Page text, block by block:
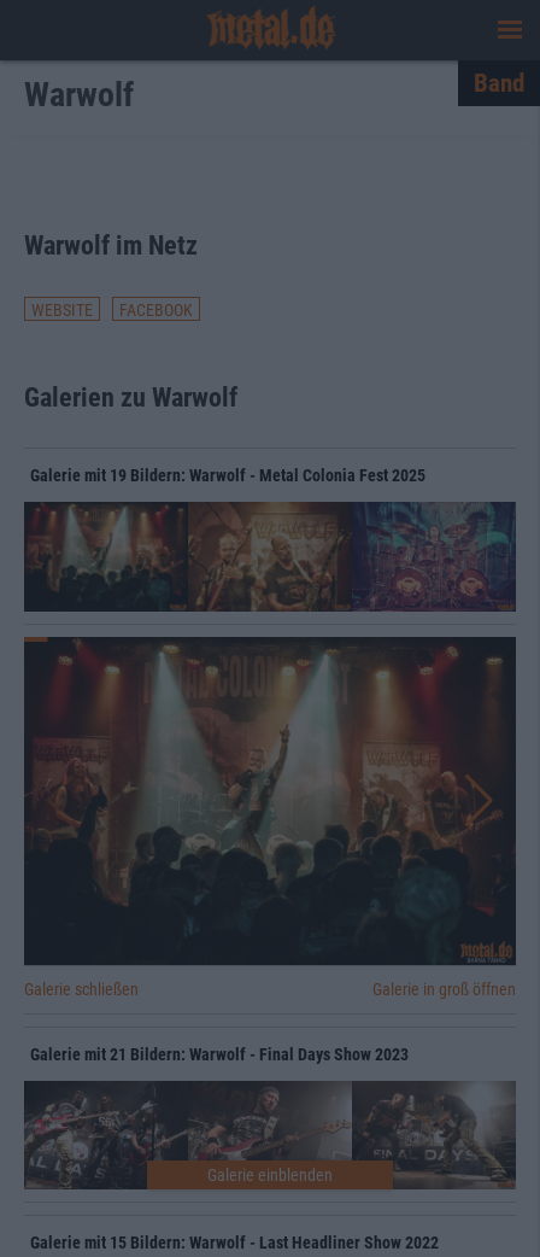
Warwolf Band
Warwolf im Netz
WEBSITE FACEBOOK
Galerien zu Warwolf
Galerie mit 19 Bildern: Warwolf - Metal Colonia Fest 2025
Galerie schließen Galerie in groß öffnen
Galerie mit 21 Bildern: Warwolf - Final Days Show 2023
Galerie mit 15 Bildern: Warwolf - Last Headliner Show 2022